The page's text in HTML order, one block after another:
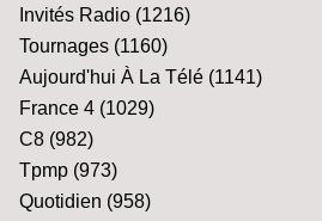
Invités Radio (1216)
Tournages (1160)
Aujourd'hui À La Télé (1141)
France 4 (1029)
C8 (982)
Tpmp (973)
Quotidien (958)